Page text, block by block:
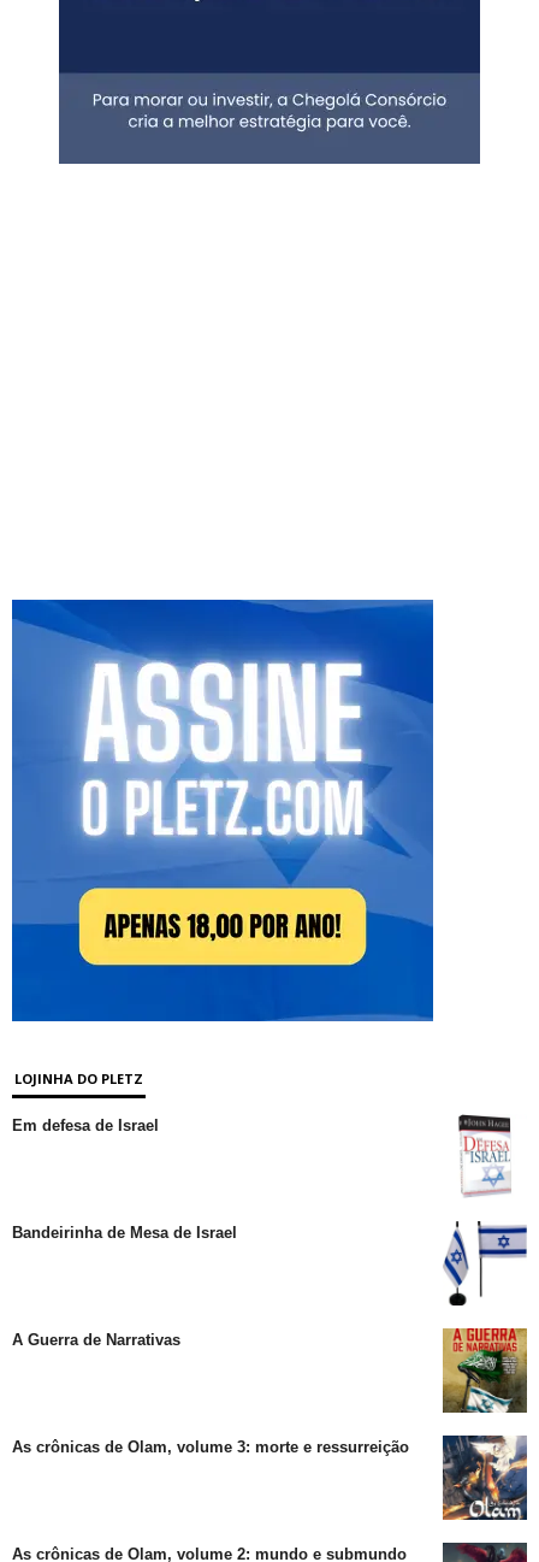
LOJINHA DO PLETZ
Em defesa de Israel
Bandeirinha de Mesa de Israel
A Guerra de Narrativas
As crônicas de Olam, volume 3: morte e ressurreição
As crônicas de Olam, volume 2: mundo e submundo